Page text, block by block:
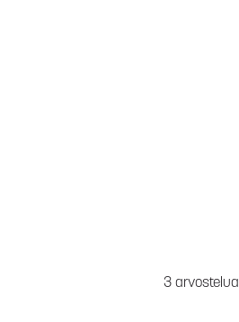
3 arvostelua